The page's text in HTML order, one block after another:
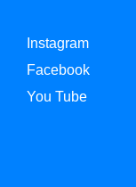
Instagram
Facebook
You Tube